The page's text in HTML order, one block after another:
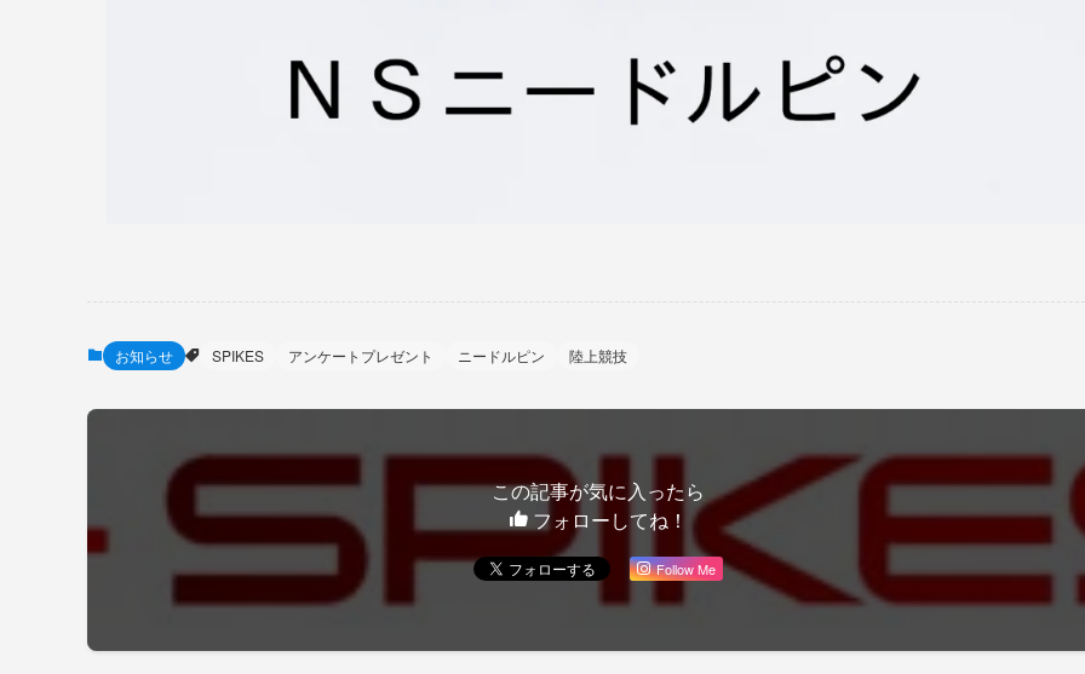
お知らせ SPIKES アンケートプレゼント ニードルピン 陸上競技
この記事が気に入ったら
フォローしてね！
Follow Me